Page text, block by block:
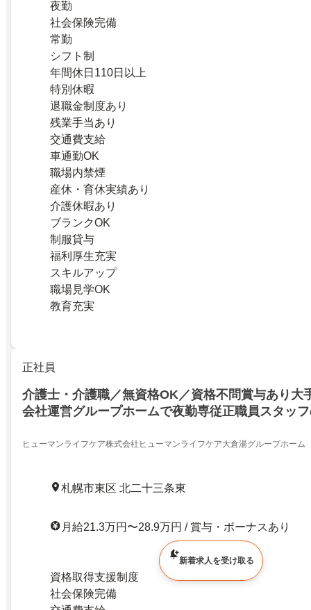
夜勤
社会保険完備
常勤
シフト制
年間休日110日以上
特別休暇
退職金制度あり
残業手当あり
交通費支給
車通勤OK
職場内禁煙
産休・育休実績あり
介護休暇あり
ブランクOK
制服貸与
福利厚生充実
スキルアップ
職場見学OK
教育充実
正社員
介護士・介護職／無資格OK／資格不問賞与あり大
会社運営グループホームで夜勤専従正職員スタッ
ヒューマンライフケア株式会社ヒューマンライフケア大倉湯グループホーム
札幌市東区 北二十三条東
月給21.3万円〜28.9万円 / 賞与・ボーナスあり
資格取得支援制度
社会保険完備
新着求人を受け取る